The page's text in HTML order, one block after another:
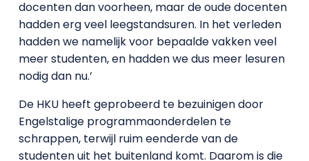
docenten dan voorheen, maar de oude docenten
hadden erg veel leegstandsuren. In het verleden
hadden we namelijk voor bepaalde vakken veel
meer studenten, en hadden we dus meer lesuren
nodig dan nu.’
De HKU heeft geprobeerd te bezuinigen door
Engelstalige programmaonderdelen te
schrappen, terwijl ruim eenderde van de
studenten uit het buitenland komt. Daarom is die